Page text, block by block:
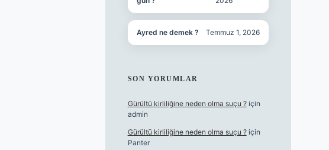
Ayred ne demek ? Temmuz 1, 2026
SON YORUMLAR
Gürültü kirliliğine neden olma suçu ?için
admin
Gürültü kirliliğine neden olma suçu ?için
Panter